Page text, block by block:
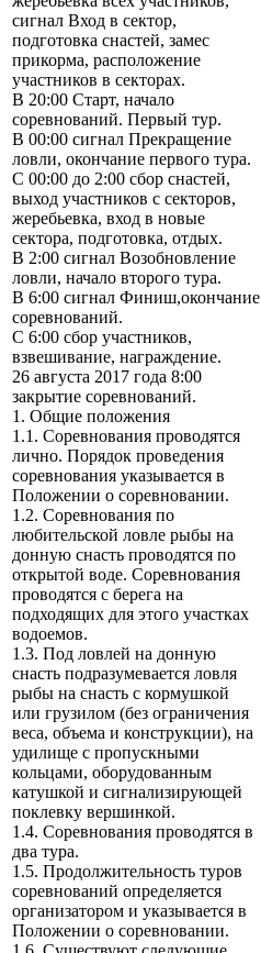
сигнал Вход в сектор,
подготовка снастей, замес
прикорма, расположение
участников в секторах.
В 20:00 Старт, начало
соревнований. Первый тур.
В 00:00 сигнал Прекращение
ловли, окончание первого тура.
С 00:00 до 2:00 сбор снастей,
выход участников с секторов,
жеребьевка, вход в новые
сектора, подготовка, отдых.
В 2:00 сигнал Возобновление
ловли, начало второго тура.
В 6:00 сигнал Финиш,окончание
соревнований.
С 6:00 сбор участников,
взвешивание, награждение.
26 августа 2017 года 8:00
закрытие соревнований.
1. Общие положения
1.1. Соревнования проводятся
лично. Порядок проведения
соревнования указывается в
Положении о соревновании.
1.2. Соревнования по
любительской ловле рыбы на
донную снасть проводятся по
открытой воде. Соревнования
проводятся с берега на
подходящих для этого участках
водоемов.
1.3. Под ловлей на донную
снасть подразумевается ловля
рыбы на снасть с кормушкой
или грузилом (без ограничения
веса, объема и конструкции), на
удилище с пропускными
кольцами, оборудованным
катушкой и сигнализирующей
поклевку вершинкой.
1.4. Соревнования проводятся в
два тура.
1.5. Продолжительность туров
соревнований определяется
организатором и указывается в
Положении о соревновании.